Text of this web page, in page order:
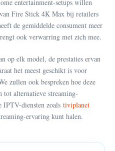
entertainment-setups willen
Fire Stick 4K Max bij retailers
de gemiddelde consument meer
ook verwarring met zich mee.
op elk model, de prestaties ervan
het meest geschikt is voor
zullen ook bespreken hoe deze
alternatieve streaming-
IPTV-diensten zoals tiviplanet
ervaring kunt halen.